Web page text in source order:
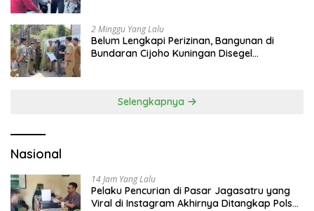
2 Minggu Yang Lalu
Belum Lengkapi Perizinan, Bangunan di
Bundaran Cijoho Kuningan Disegel
Selengkapnya
Nasional
14 Jam Yang Lalu
Pelaku Pencurian di Pasar Jagasatru yang
Viral di Instagram Akhirnya Ditangkap Polsek